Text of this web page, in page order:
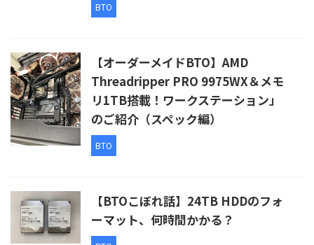
BTO
【オーダーメイドBTO】AMD
Threadripper PRO 9975WX＆メモ
リ1TB搭載！ワークステーション」
のご紹介（スペック編）
BTO
【BTOこぼれ話】24TB HDDのフォ
ーマット、何時間かかる？